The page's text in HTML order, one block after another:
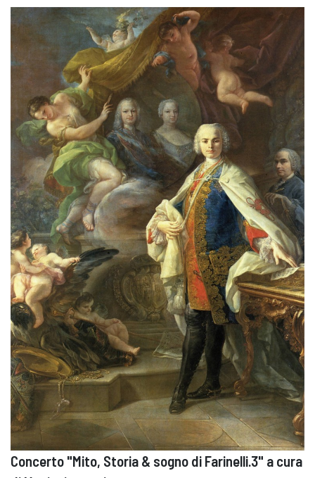
Concerto "Mito, Storia & sogno di Farinelli.3" a cura